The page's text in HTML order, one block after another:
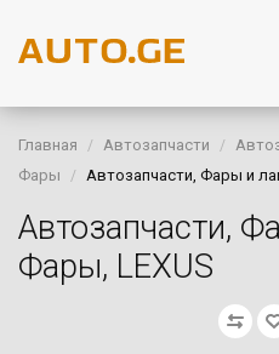
Главная Автозапчасти
Фары
Автозапчасти, Фары и
Автозапчасти,
Фары, LEXUS